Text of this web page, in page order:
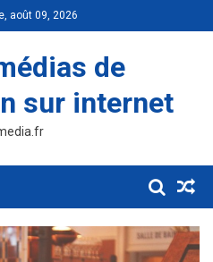
août 09, 2026
de
sur internet